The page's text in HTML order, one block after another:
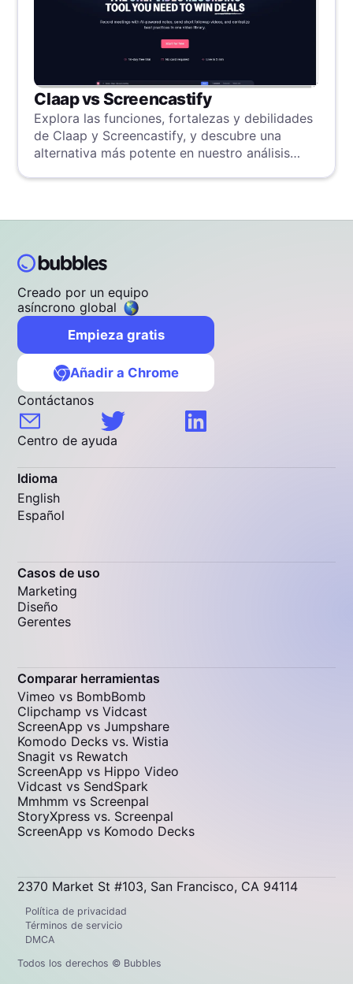
Claap vs Screencastify
Explora las funciones, fortalezas y debilidades
de Claap y Screencastify, y descubre una
alternativa más potente en nuestro análisis
Creado por un equipo
asíncrono global
Empieza gratis
Añadir a Chrome
Contáctanos
Centro de ayuda
Idioma
English
Español
Casos de uso
Marketing
Diseño
Gerentes
Comparar herramientas
Vimeo vs BombBomb
Clipchamp vs Vidcast
ScreenApp vs Jumpshare
Komodo Decks vs. Wistia
Snagit vs Rewatch
ScreenApp vs Hippo Video
Vidcast vs SendSpark
Mmhmm vs Screenpal
StoryXpress vs. Screenpal
ScreenApp vs Komodo Decks
2370 Market St #103, San Francisco, CA 94114
Política de privacidad
Términos de servicio
DMCA
Todos los derechos © Bubbles